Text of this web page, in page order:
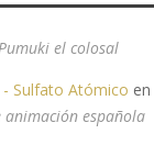
el colosal
Sulfato Atómico en
española